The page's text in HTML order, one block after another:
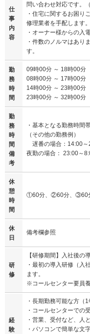
仕
事
内
容
問い合わせ対応です。
・住宅に関するお困り
修理業者を手配します。
・オーナー様からの入
・件数のノルマはあり
す。
勤
務
時
間
09時00分 ～ 18時00分
08時00分 ～ 17時00分
14時00分 ～ 23時00分
23時00分 ～ 32時00分
勤
務
時
間
備
考
・基本となる勤務時
（その他の勤務例）
遅番の場合：14:00
夜勤の場合： 23:00～
休
憩
時
間
①60分、②60分、③60
休
日
備考欄参照
研
修
【研修期間】入社後の
・最初の導入研修（入
ます。
※コールセンター要員
経
験
・長期勤務可能な方（
・コールセンターでの
・営業、受付など、人
・パソコンで簡単な文